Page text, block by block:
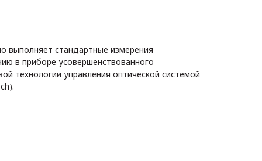
выполняет стандартные измерения
в приборе усовершенствованного
технологии управления оптической системой